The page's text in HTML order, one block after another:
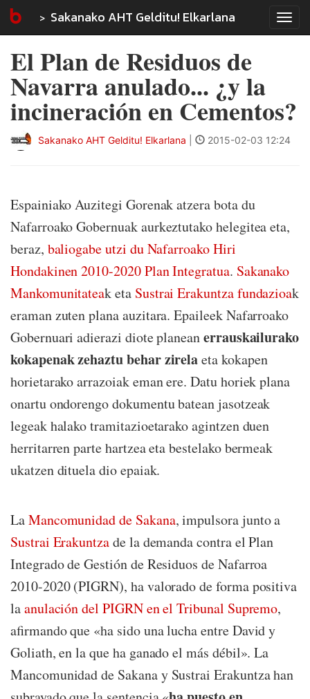
Sakanako AHT Gelditu! Elkarlana
El Plan de Residuos de
Navarra anulado... ¿y la
incineración en Cementos?
Sakanako AHT Gelditu! Elkarlana 2015-02-03 12:24
Espainiako Auzitegi Gorenak atzera bota du
Nafarroako Gobernuak aurkeztutako helegitea eta,
beraz, baliogabe utzi du Nafarroako Hiri
Hondakinen 2010-2020 Plan Integratua. Sakanako
Mankomunitateak eta Sustrai Erakuntza fundazioak
eraman zuten plana auzitara. Epaileek Nafarroako
Gobernuari adierazi diote planeanerrauskailurako
kokapenak zehaztu behar zirelaeta kokapen
horietarako arrazoiak eman ere. Datu horiek plana
onartu ondorengo dokumentu batean jasotzeak
legeak halako tramitazioetarako agintzen duen
herritarren parte hartzea eta bestelako bermeak
ukatzen dituela dio epaiak.
LaMancomunidad de Sakana, impulsora junto a
Sustrai Erakuntzade la demanda contra el Plan
Integrado de Gestión de Residuos de Nafarroa
2010-2020 (PIGRN), ha valorado de forma positiva
laanulación del PIGRN en el Tribunal Supremo,
afirmando que «ha sido una lucha entre David y
Goliath, en la que ha ganado el más débil». La
Mancomunidad de Sakana y Sustrai Erakuntza han